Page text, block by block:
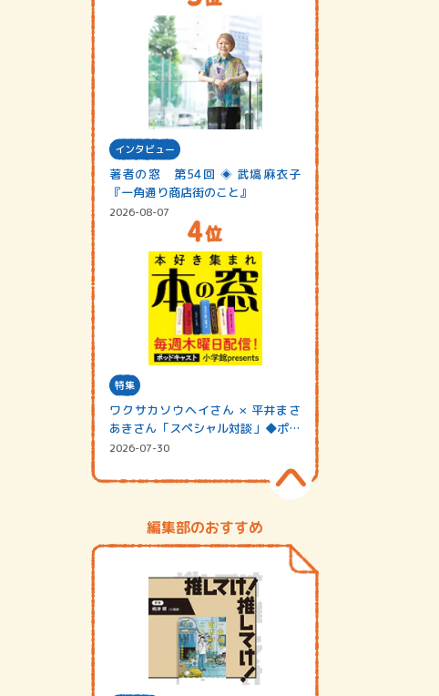
インタビュー
著者の窓 第54回 ◈ 武塙麻衣子
『一角通り商店街のこと』
2026-08-07
特集
ワクサカソウヘイさん × 平井まさ
あきさん「スペシャル対談」◆ポッ
ドキャスト…
2026-07-30
編集部のおすすめ